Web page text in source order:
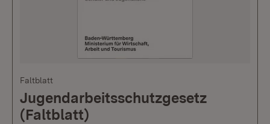
Faltblatt
Jugendarbeitsschutzgesetz
(Faltblatt)